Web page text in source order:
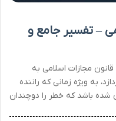
– تفسیر جامع و
ماده 718 قانون مجازات اسلامی ماده 718 قانون مجازات اسلامی به
به ویژه زمانی که راننده
باشد که خطر را دوچندان